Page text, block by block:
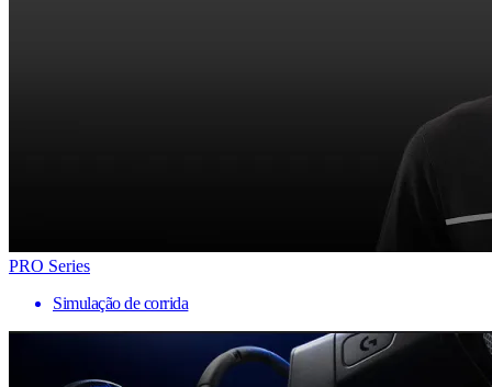
PRO Series
Simulação de corrida